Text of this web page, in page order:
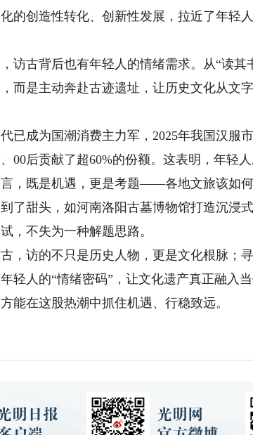
的创造性转化、创新性发展，拉近了年轻
古背后也有年轻人的情绪需求。从“读其
而是主动奔赴古迹遗址，让历史文化从文
成为国潮消费主力军，2025年我国汉服市
00后贡献了超60%的份额。这表明，年轻
，既是机遇，更是考题——各地文旅该如
了甜头，如河南洛阳古墓博物馆打造沉浸
，不失为一种解题思路。
访的不只是历史人物，更是文化根脉；
轻人的“情绪密码”，让文化遗产真正融入
能在这股热潮中抓住机遇、行稳致远。